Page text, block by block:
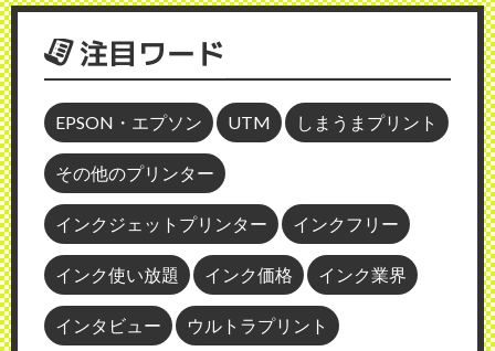
注目ワード
EPSON・エプソン UTM しまうまプリント
その他のプリンター
インクジェットプリンター インクフリー
インク使い放題 インク価格 インク業界
インタビュー ウルトラプリント